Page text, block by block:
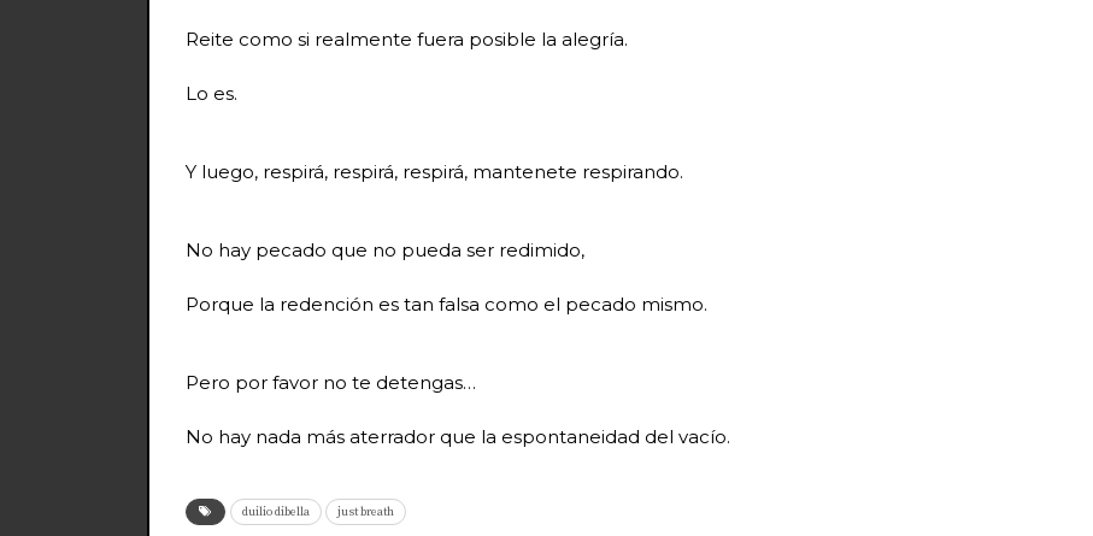
Reite como si realmente fuera posible la alegría.
Lo es.
Y luego, respirá, respirá, respirá, mantenete respirando.
No hay pecado que no pueda ser redimido,
Porque la redención es tan falsa como el pecado mismo.
Pero por favor no te detengas…
No hay nada más aterrador que la espontaneidad del vacío.
duilio dibella just breath